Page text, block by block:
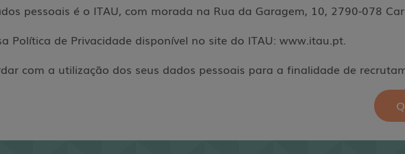
pessoais é o ITAU, com morada na Rua da Garagem, 10, 2790-078
Política de Privacidade disponível no site do ITAU: www.itau.pt.
com a utilização dos seus dados pessoais para a finalidade de